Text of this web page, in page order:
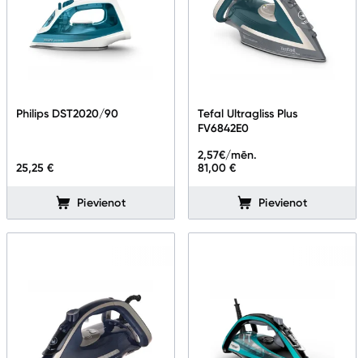
Philips DST2020/90
25,25 €
Pievienot
Tefal Ultragliss Plus
FV6842E0
81,00 €
2,57€/mēn.
Pievienot